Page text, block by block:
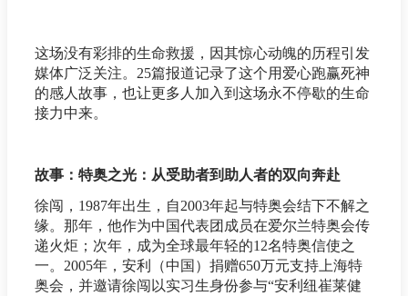
这场没有彩排的生命救援，因其惊心动魄的历程引发
媒体广泛关注。25篇报道记录了这个用爱心跑赢死神
的感人故事，也让更多人加入到这场永不停歇的生命
接力中来。
故事：特奥之光：从受助者到助人者的双向奔赴
徐闯，1987年出生，自2003年起与特奥会结下不解之
缘。那年，他作为中国代表团成员在爱尔兰特奥会传
递火炬；次年，成为全球最年轻的12名特奥信使之
一。2005年，安利（中国）捐赠650万元支持上海特
奥会，并邀请徐闯以实习生身份参与“安利纽崔莱健